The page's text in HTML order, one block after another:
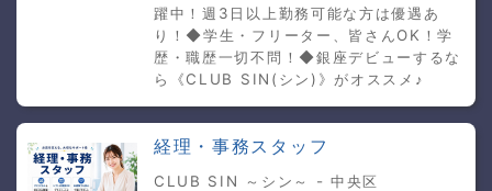
躍中！週3日以上勤務可能な方は優遇あ
り！◆学生・フリーター、皆さんOK！学
歴・職歴一切不問！◆銀座デビューするな
ら《CLUB SIN(シン)》がオススメ♪
経理・事務スタッフ
CLUB SIN ～シン～ - 中央区